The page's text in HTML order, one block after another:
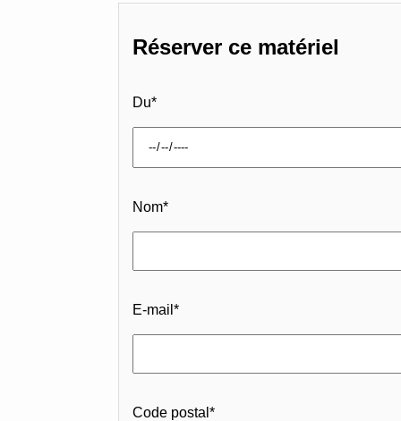
Réserver ce matériel
Du*
Nom*
E-mail *
Code postal *